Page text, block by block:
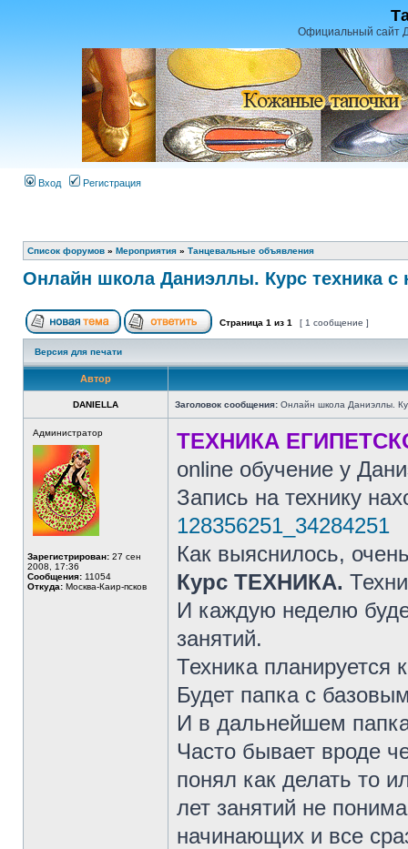
Официальный сайт
Вход Регистрация
Список форумов » Мероприятия » Танцевальные объявления
Онлайн школа Даниэллы. Курс техника с
Страница 1 из 1 [ 1 сообщение ]
Версия для печати
Автор
DANIELLA Заголовок сообщения: Онлайн школа Даниэллы.
Администратор
Зарегистрирован: 27 сен
2008, 17:36
Сообщения: 11054
Откуда: Москва-Каир-псков
ТЕХНИКА
online обучение у
Запись на технику
128356251_34284251
Как выяснилось,
Курс ТЕХНИКА.
И каждую неделю
занятий.
Техника планируется
Будет папка с
И в дальнейшем
Часто бывает вроде
понял как делать то
лет занятий не
начинающих и все